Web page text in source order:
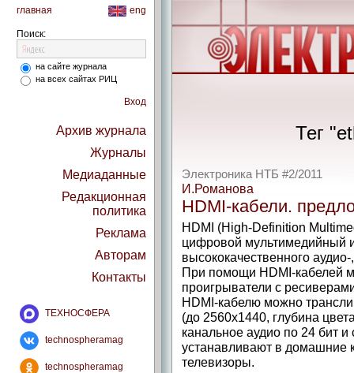
главная eng
Поиск:
на сайте журнала
на всех сайтах РИЦ
Вход
Архив журнала
Журналы
Медиаданные
Редакционная
политика
Реклама
Авторам
Контакты
ТЕХНОСФЕРА
technospheramag
technospheramag
Тег
Электроника НТБ #2/2011
И.Романова
HDMI-кабели.
HDMI (High-Definition
цифровой мультимедийный
высококачественного
При помощи HDMI-кабелей
проигрыватели с
HDMI-кабелю можно
(до 2560x1440, глубина
канальное аудио по 24 бит и
устанавливают в домашние
телевизоры.